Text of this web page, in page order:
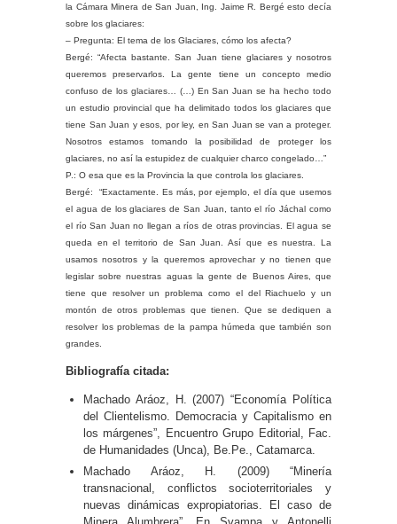
la Cámara Minera de San Juan, Ing. Jaime R. Bergé esto decía
sobre los glaciares:
– Pregunta: El tema de los Glaciares, cómo los afecta?
Bergé: “Afecta bastante. San Juan tiene glaciares y nosotros
queremos preservarlos. La gente tiene un concepto medio
confuso de los glaciares… (…) En San Juan se ha hecho todo
un estudio provincial que ha delimitado todos los glaciares que
tiene San Juan y esos, por ley, en San Juan se van a proteger.
Nosotros estamos tomando la posibilidad de proteger los
glaciares, no así la estupidez de cualquier charco congelado…”
P.: O esa que es la Provincia la que controla los glaciares.
Bergé: “Exactamente. Es más, por ejemplo, el día que usemos
el agua de los glaciares de San Juan, tanto el río Jáchal como
el río San Juan no llegan a ríos de otras provincias. El agua se
queda en el territorio de San Juan. Así que es nuestra. La
usamos nosotros y la queremos aprovechar y no tienen que
legislar sobre nuestras aguas la gente de Buenos Aires, que
tiene que resolver un problema como el del Riachuelo y un
montón de otros problemas que tienen. Que se dediquen a
resolver los problemas de la pampa húmeda que también son
grandes.
Bibliografía citada:
Machado Aráoz, H. (2007) “Economía Política
del Clientelismo. Democracia y Capitalismo en
los márgenes”, Encuentro Grupo Editorial, Fac.
de Humanidades (Unca), Be.Pe., Catamarca.
Machado Aráoz, H. (2009) “Minería
transnacional, conflictos socioterritoriales y
nuevas dinámicas expropiatorias. El caso de